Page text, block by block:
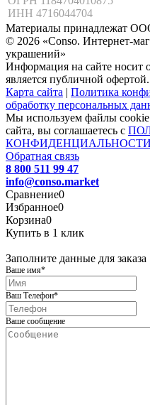
ИНН 4716044704
Материалы принадлежат
© 2026 «Conso. Интернет-
украшений»
Информация на сайте носит
является публичной офертой.
Карта сайта | Политика
обработку персональных
Мы используем файлы
сайта, вы соглашаетесь с
КОНФИДЕНЦИАЛЬНОСТИ
Обратная связь
8 800 511 99 47
info@conso.market
Сравнение0
Избранное0
Корзина0
Купить в 1 клик
Заполните данные для заказа
Ваше имя*
Ваш Телефон*
Ваше сообщение